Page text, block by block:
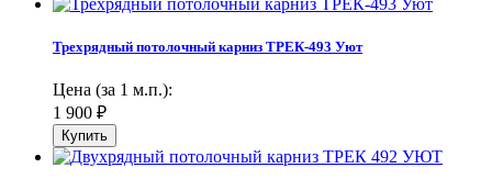
Трехрядный потолочный карниз ТРЕК-493 Уют
Цена (за 1 м.п.):
1 900 ₽